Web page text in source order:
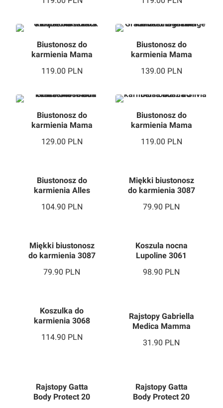
Beige
Biustonosz do
karmienia Mama
119.00 PLN
Biustonosz do
karmienia Mama
Beige
139.00 PLN
Biustonosz do
karmienia Mama
129.00 PLN
Biustonosz do
karmienia Mama
119.00 PLN
Biustonosz do
karmienia Alles
Mama Chi-Chi 03
104.90 PLN
Miękki biustonosz
do karmienia 3087
79.90 PLN
Miękki biustonosz
do karmienia 3087
Koszula nocna
Lupoline 3061
karmienia 3068
Rajstopy Gabriella
Medica Mamma
40 Code 109
31.90 PLN
Rajstopy Gatta
Body Protect 20
Rajstopy Gatta
Body Protect 20